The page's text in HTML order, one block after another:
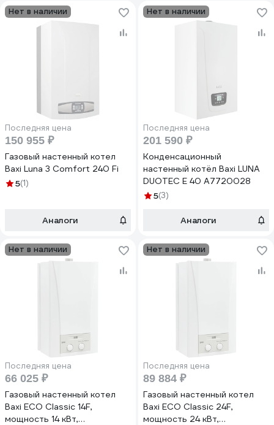
Нет в наличии
Последняя цена
150 955 ₽
Газовый настенный котел
Baxi Luna 3 Comfort 240 Fi
5(1)
Аналоги
Нет в наличии
Последняя цена
201 590 ₽
Конденсационный
настенный котёл Baxi LUNA
DUOTEC E 40 A7720028
5(3)
Аналоги
Нет в наличии
Последняя цена
66 025 ₽
Газовый настенный котел
Baxi ECO Classic 14F,
мощность 14 кВт,
Нет в наличии
Последняя цена
89 884 ₽
Газовый настенный котел
Baxi ECO Classic 24F,
мощность 24 кВт,